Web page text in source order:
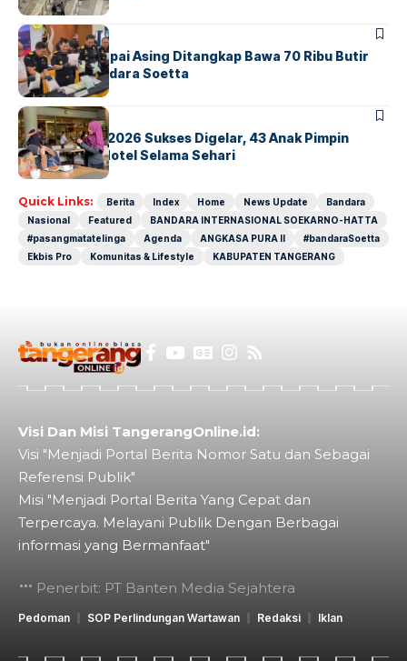
BANDARA BERITA
Kopilot Maskapai Asing Ditangkap Bawa 70 Ribu Butir
Ekstasi di Bandara Soetta
BERITAINDEX
GM For A Day 2026 Sukses Digelar, 43 Anak Pimpin
Operasional Hotel Selama Sehari
Quick Links: Berita Index Home News Update
Bandara
Nasional
Featured
BANDARA INTERNASIONAL SOEKARNO-HATTA
#pasangmatatelinga
Agenda ANGKASA PURA II
#bandaraSoetta
Ekbis Pro
Komunitas & Lifestyle KABUPATEN TANGERANG
Visi Dan Misi TangerangOnline.id:
Visi "Menjadi Portal Berita Nomor Satu dan Sebagai
Referensi Publik"
Misi "Menjadi Portal Berita Yang Cepat dan
Terpercaya. Melayani Publik Dengan Berbagai
informasi yang Bermanfaat"
Penerbit: PT Banten Media Sejahtera
Pedoman SOP Perlindungan Wartawan Redaksi Iklan